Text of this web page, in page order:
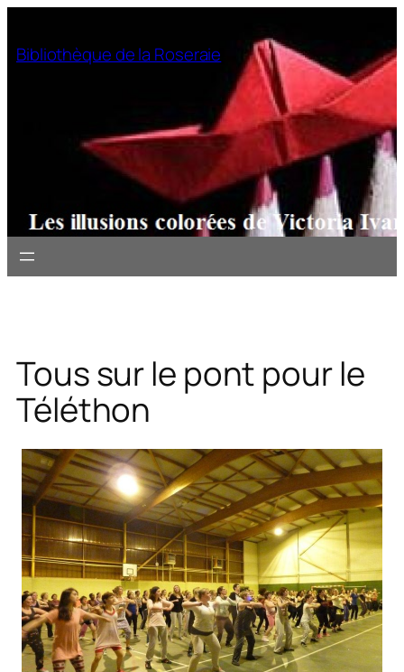
contenu
Bibliothèque de la Roseraie
Tous sur le pont pour le
Téléthon